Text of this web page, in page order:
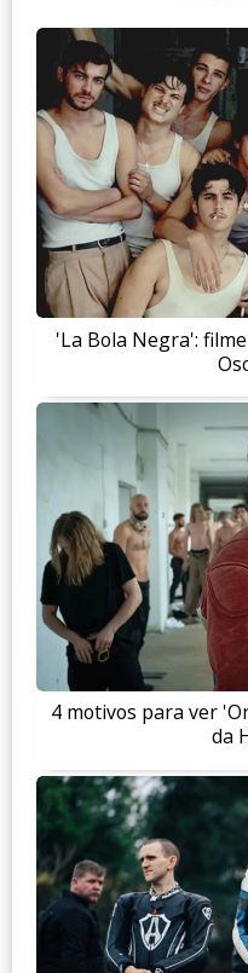
'La Bola Negra':
4 motivos para ver
da